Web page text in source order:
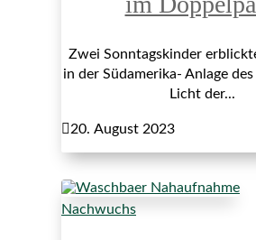
Zwei Sonntagskinder
in der Südamerika- Anlage
Licht der...
20. August 2023
Nachwuchs